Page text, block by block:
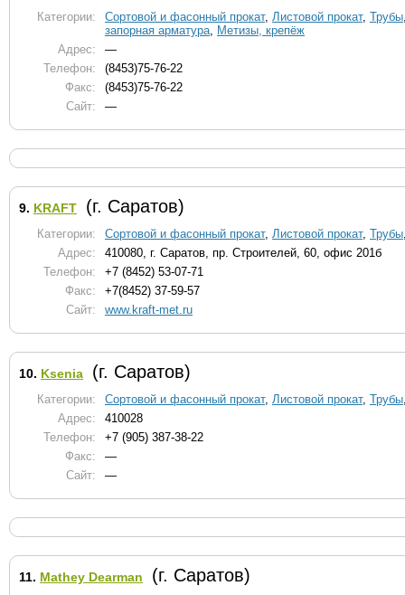
Категории: Сортовой и фасонный прокат, Листовой прокат, Трубы
запорная арматура, Метизы, крепёж
Адрес:
—
Телефон:
(8453)75-76-22
Факс:
(8453)75-76-22
Сайт:
—
9. KRAFT (г. Саратов)
Категории: Сортовой и фасонный прокат, Листовой прокат, Трубы
Адрес:
410080, г. Саратов, пр. Строителей, 60, офис 201б
Телефон:
+7 (8452) 53-07-71
Факс:
+7(8452) 37-59-57
Сайт:
www.kraft-met.ru
10. Ksenia (г. Саратов)
Категории: Сортовой и фасонный прокат, Листовой прокат, Трубы
Адрес:
410028
Телефон:
+7 (905) 387-38-22
Факс:
—
Сайт:
—
11. Mathey Dearman (г. Саратов)